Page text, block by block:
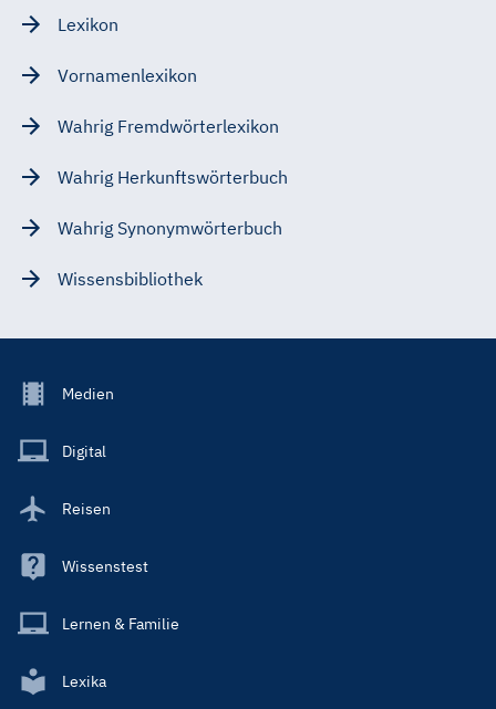
Lexikon
Vornamenlexikon
Wahrig Fremdwörterlexikon
Wahrig Herkunftswörterbuch
Wahrig Synonymwörterbuch
Wissensbibliothek
Footer
Main
Medien
Digital
Reisen
Wissenstest
Lernen & Familie
Lexika